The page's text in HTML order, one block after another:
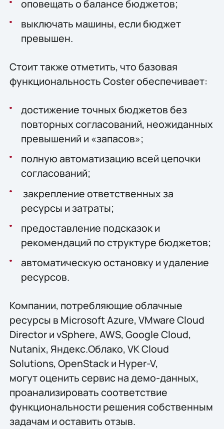
оповещать о балансе бюджетов;
выключать машины, если бюджет
превышен.
Стоит также отметить, что базовая
функциональность Coster обеспечивает:
достижение точных бюджетов без
повторных согласований, неожиданных
превышений и «запасов»‎;
полную автоматизацию всей цепочки
согласований;
закрепление ответственных за
ресурсы и затраты;
предоставление подсказок и
рекомендаций по структуре бюджетов;
автоматическую остановку и удаление
ресурсов.
Компании, потребляющие облачные
ресурсы в Microsoft Azure, VMware Cloud
Director и vSphere, AWS, Google Cloud,
Nutanix, Яндекс.Облако, VK Cloud
Solutions, OpenStack и Hyper-V,
могут оценить сервис на демо-данных,
проанализировать соответствие
функциональности решения собственным
задачам и оставить отзыв.